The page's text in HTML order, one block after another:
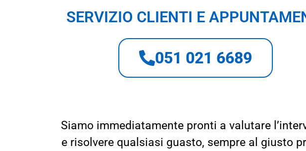
SERVIZIO CLIENTI E
051 021 6689
Siamo immediatamente pronti a valutare
e risolvere qualsiasi guasto, sempre al giusto